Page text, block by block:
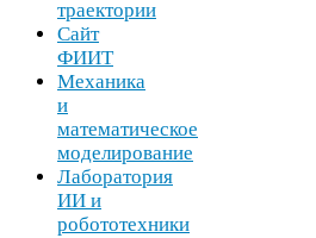
траектории
Сайт
ФИИТ
Механика
и
математическое
моделирование
Лаборатория
ИИ и
робототехники